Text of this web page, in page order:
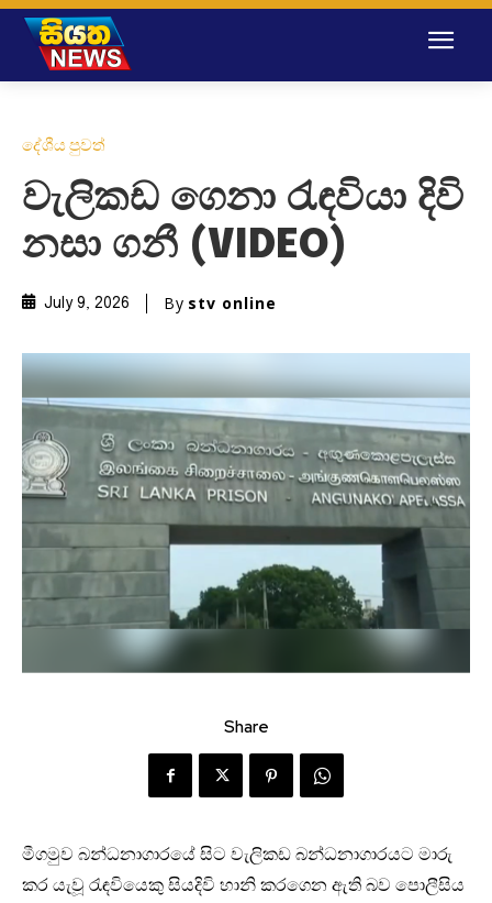
දේශීය පුවත්
වැලිකඩ ගෙනා රැඳවියා දිවි
නසා ගනී (VIDEO)
July 9, 2026 By stv online
Share
මීගමුව බන්ධනාගාරයේ සිට වැලිකඩ බන්ධනාගාරයට මාරු
කර යැවූ රැඳවියෙකු සියදිවි හානි කරගෙන ඇති බව පොලීසිය